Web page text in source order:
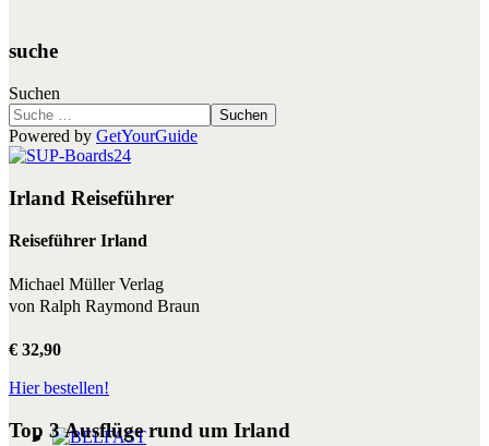
suche
Suchen
Suchen
Powered by GetYourGuide
Irland Reiseführer
Reiseführer Irland
Michael Müller Verlag
von Ralph Raymond Braun
€ 32,90
Hier bestellen!
Top 3 Ausflüge rund um Irland